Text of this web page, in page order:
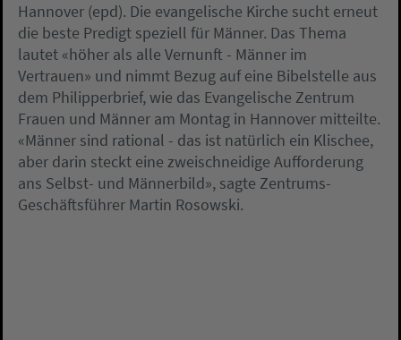
Hannover (epd). Die evangelische Kirche sucht erneut
die beste Predigt speziell für Männer. Das Thema
lautet «höher als alle Vernunft - Männer im
Vertrauen» und nimmt Bezug auf eine Bibelstelle aus
dem Philipperbrief, wie das Evangelische Zentrum
Frauen und Männer am Montag in Hannover mitteilte.
«Männer sind rational - das ist natürlich ein Klischee,
aber darin steckt eine zweischneidige Aufforderung
ans Selbst- und Männerbild», sagte Zentrums-
Geschäftsführer Martin Rosowski.